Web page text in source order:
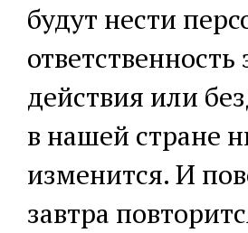
будут нести
ответственность
действия или
в нашей стране
изменится. И
завтра